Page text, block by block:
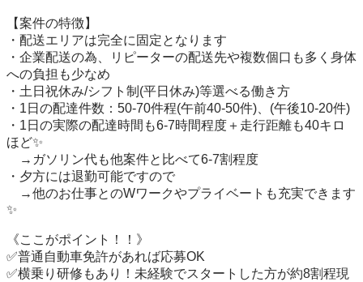
【案件の特徴】
・配送エリアは完全に固定となります
・企業配送の為、リピーターの配送先や複数個口も多く身体
への負担も少なめ
・土日祝休み/シフト制(平日休み)等選べる働き方
・1日の配達件数：50-70件程(午前40-50件)、(午後10-20件)
・1日の実際の配達時間も6-7時間程度＋走行距離も40キロ
ほど✨
→ガソリン代も他案件と比べて6-7割程度
・夕方には退勤可能ですので
→他のお仕事とのWワークやプライベートも充実できます
✨
《ここがポイント！！》
✅普通自動車免許があれば応募OK
✅横乗り研修もあり！未経験でスタートした方が約8割程現